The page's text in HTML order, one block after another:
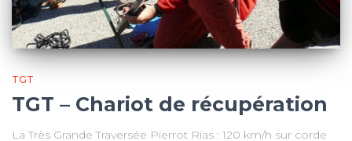
TGT
TGT – Chariot de récupération
La Très Grande Traversée Pierrot Rias : 120 km/h sur corde